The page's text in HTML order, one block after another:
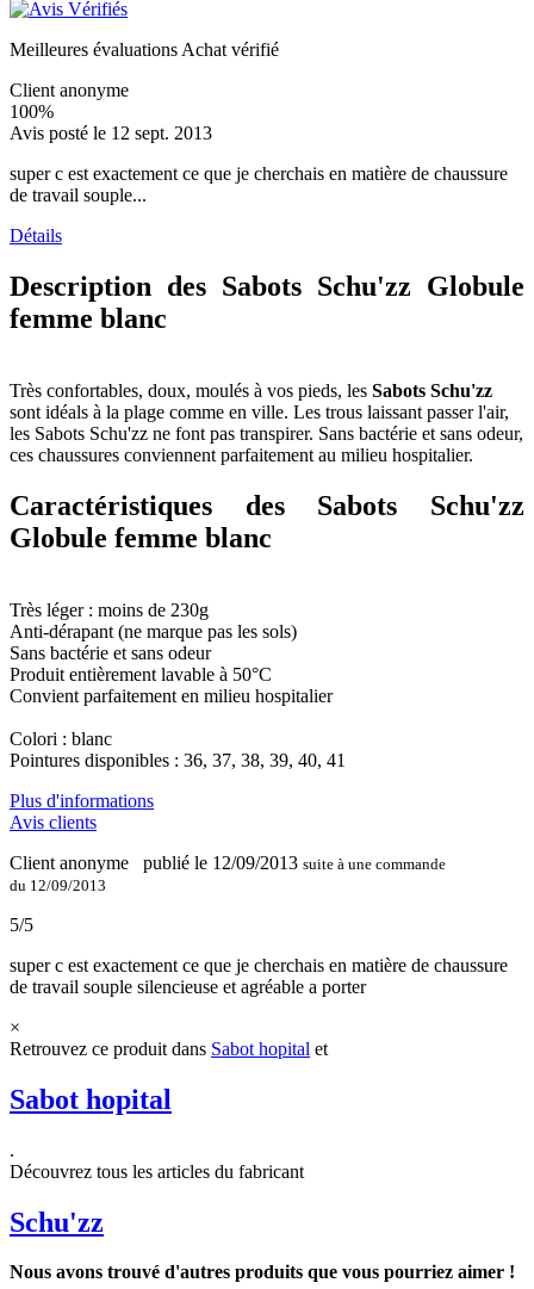
Meilleures évaluations Achat vérifié
Client anonyme
100%
Avis posté le 12 sept. 2013
super c est exactement ce que je cherchais en matière de chaussure
de travail souple...
Détails
Description des Sabots Schu'zz Globule
femme blanc
Très confortables, doux, moulés à vos pieds, les Sabots Schu'zz
sont idéals à la plage comme en ville. Les trous laissant passer l'air,
les Sabots Schu'zz ne font pas transpirer. Sans bactérie et sans odeur,
ces chaussures conviennent parfaitement au milieu hospitalier.
Caractéristiques des Sabots Schu'zz
Globule femme blanc
Très léger : moins de 230g
Anti-dérapant (ne marque pas les sols)
Sans bactérie et sans odeur
Produit entièrement lavable à 50°C
Convient parfaitement en milieu hospitalier
Colori : blanc
Pointures disponibles : 36, 37, 38, 39, 40, 41
Plus d'informations
Avis clients
Client anonyme
publié le 12/09/2013 suite à une commande
du 12/09/2013
5/5
super c est exactement ce que je cherchais en matière de chaussure
de travail souple silencieuse et agréable a porter
×
Retrouvez ce produit dans Sabot hopital et
Sabot hopital
.
Découvrez tous les articles du fabricant
Schu'zz
Nous avons trouvé d'autres produits que vous pourriez aimer !